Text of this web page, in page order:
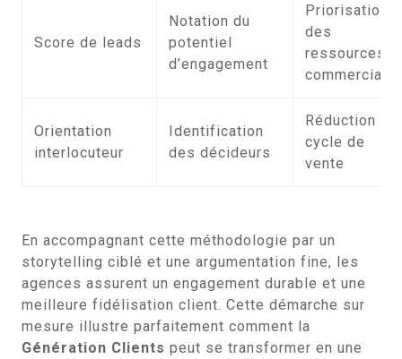
Score de leads
Notation du
potentiel
d’engagement
Priorisation
des
ressources
Orientation
interlocuteur
Identification
des décideurs
Réduction du
cycle de
vente
En accompagnant cette méthodologie par un
storytelling ciblé et une argumentation fine, les
agences assurent un engagement durable et une
meilleure fidélisation client. Cette démarche sur
mesure illustre parfaitement comment la
Génération Clients peut se transformer en une